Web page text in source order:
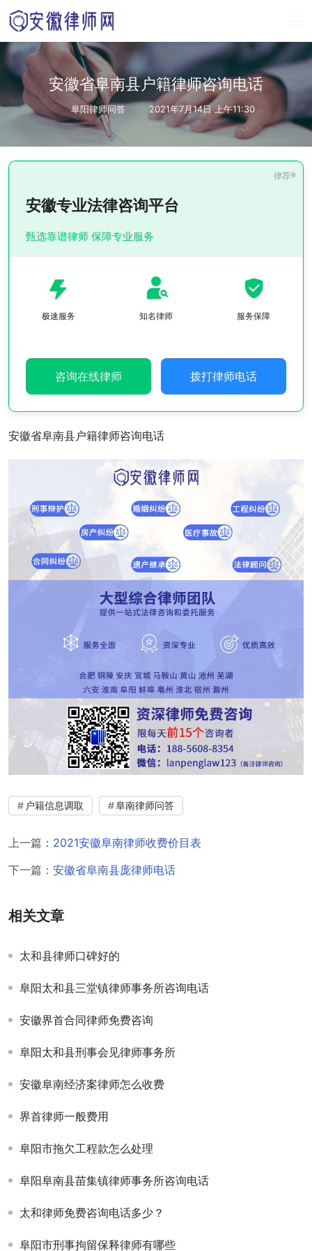
安徽省阜南县户籍律师咨询电话
阜阳律师问答 2021年7月14日 上午11:30
安徽专业法律咨询平台
甄选靠谱律师 保障专业服务
极速服务 知名律师 服务保障
咨询在线律师 拨打律师电话
安徽省阜南县户籍律师咨询电话
户籍信息调取 阜南律师问答
上一篇： 2021安徽阜南律师收费价目表
下一篇： 安徽省阜南县庞律师电话
相关文章
太和县律师口碑好的
阜阳太和县三堂镇律师事务所咨询电话
安徽界首合同律师免费咨询
阜阳太和县刑事会见律师事务所
安徽阜南经济案律师怎么收费
界首律师一般费用
阜阳市拖欠工程款怎么处理
阜阳阜南县苗集镇律师事务所咨询电话
太和律师免费咨询电话多少？
阜阳市刑事拘留保释律师有哪些